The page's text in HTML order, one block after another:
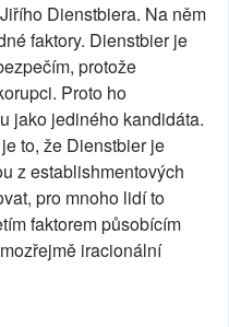
Dienstbiera. Na něm
faktory. Dienstbier je
protože
Proto ho
jako jediného kandidáta.
to, že Dienstbier je
z establishmentových
pro mnoho lidí to
faktorem působícím
iracionální